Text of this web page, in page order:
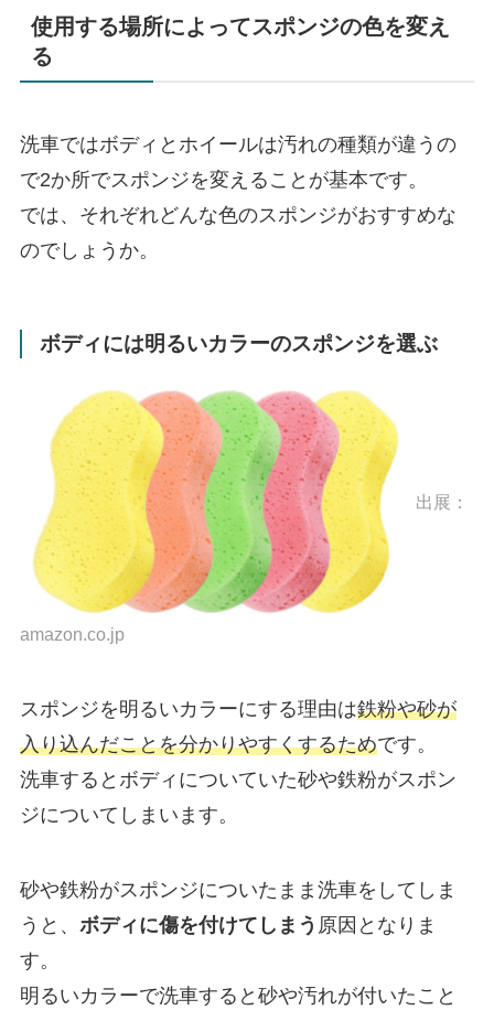
使用する場所によってスポンジの色を変え
る
洗車ではボディとホイールは汚れの種類が違うの
で2か所でスポンジを変えることが基本です。
では、それぞれどんな色のスポンジがおすすめな
のでしょうか。
ボディには明るいカラーのスポンジを選ぶ
出展：
amazon.co.jp
スポンジを明るいカラーにする理由は鉄粉や砂が
入り込んだことを分かりやすくするためです。
洗車するとボディについていた砂や鉄粉がスポン
ジについてしまいます。
砂や鉄粉がスポンジについたまま洗車をしてしま
うと、 ボディに傷を付けてしまう 原因となりま
す。
明るいカラーで洗車すると砂や汚れが付いたこと